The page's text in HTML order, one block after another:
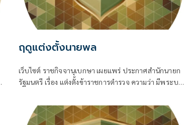
ฤดูแต่งตั้งนายพล
เว็บไซต์ ราชกิจจานุเบกษา เผยแพร่ ประกาศสำนักนายก
รัฐมนตรี เรื่อง แต่งตั้งข้าราชการตำรวจ ความว่า มีพระบรม
นวลมา